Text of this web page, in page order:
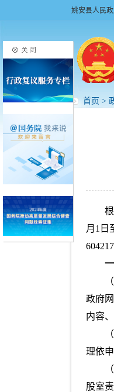
姚安县人民政
首页 >
月1日
政府
内容
理依
股室